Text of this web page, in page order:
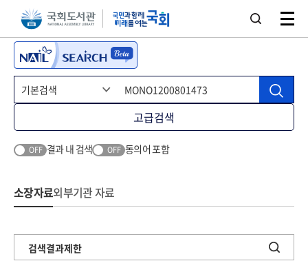
본문 바로가기주메뉴 바로가기
고급검색
OFF 결과 내 검색 OFF 동의어 포함
소장자료외부기관 자료
검색결과제한